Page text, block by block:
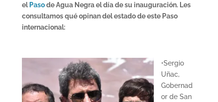
el Pasode Agua Negra el día de su inauguración. Les
consultamos qué opinan del estado de este Paso
internacional:
•Sergio
Uñac,
Gobernad
or de San